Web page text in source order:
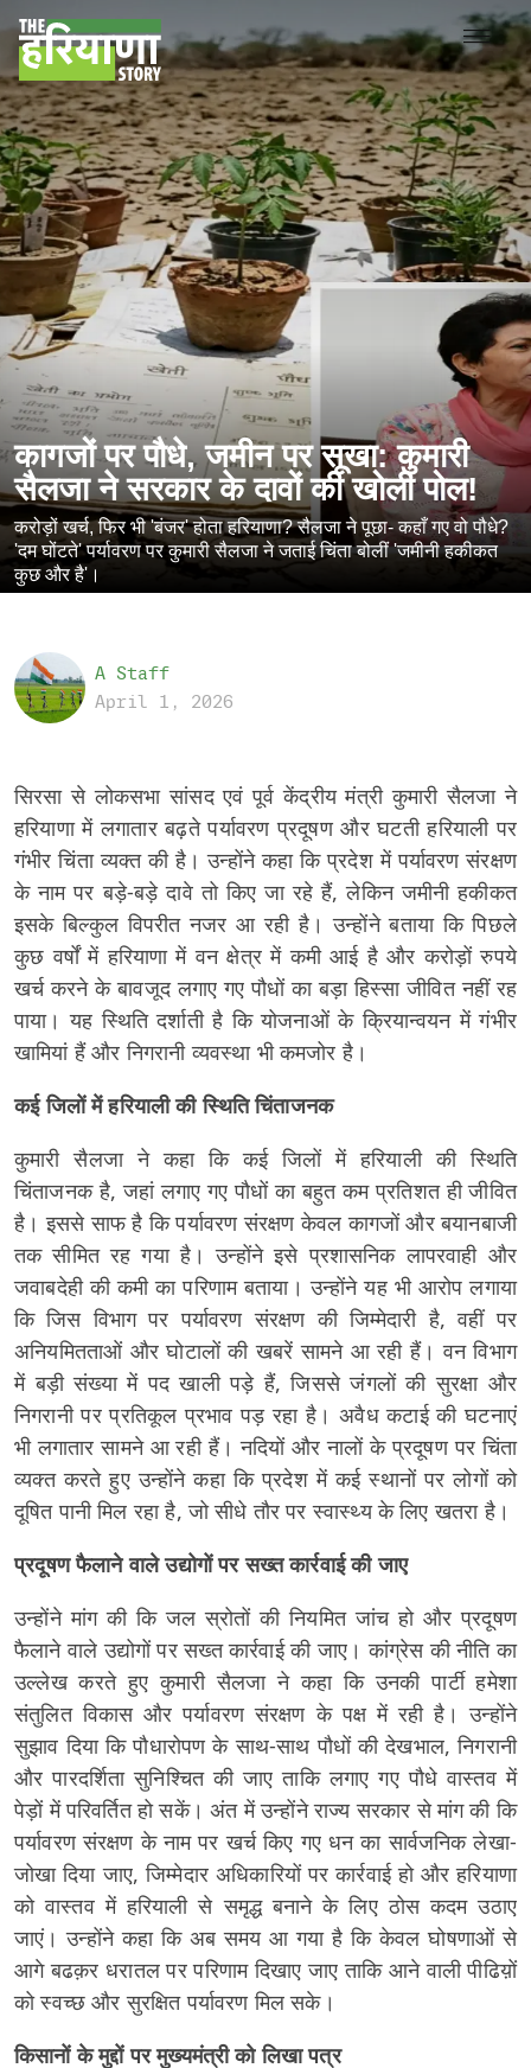
कागजों पर पौधे, जमीन पर सूखा: कुमारी
सैलजा ने सरकार के दावों की खोली पोल!
करोड़ों खर्च, फिर भी 'बंजर' होता हरियाणा? सैलजा ने पूछा- कहाँ गए वो पौधे?
'दम घोंटते' पर्यावरण पर कुमारी सैलजा ने जताई चिंता बोलीं 'जमीनी हकीकत
कुछ और है'।
A Staff
April 1, 2026
सिरसा से लोकसभा सांसद एवं पूर्व केंद्रीय मंत्री कुमारी सैलजा ने
हरियाणा में लगातार बढ़ते पर्यावरण प्रदूषण और घटती हरियाली पर
गंभीर चिंता व्यक्त की है। उन्होंने कहा कि प्रदेश में पर्यावरण संरक्षण
के नाम पर बड़े-बड़े दावे तो किए जा रहे हैं, लेकिन जमीनी हकीकत
इसके बिल्कुल विपरीत नजर आ रही है। उन्होंने बताया कि पिछले
कुछ वर्षों में हरियाणा में वन क्षेत्र में कमी आई है और करोड़ों रुपये
खर्च करने के बावजूद लगाए गए पौधों का बड़ा हिस्सा जीवित नहीं रह
पाया। यह स्थिति दर्शाती है कि योजनाओं के क्रियान्वयन में गंभीर
खामियां हैं और निगरानी व्यवस्था भी कमजोर है।
कई जिलों में हरियाली की स्थिति चिंताजनक
कुमारी सैलजा ने कहा कि कई जिलों में हरियाली की स्थिति
चिंताजनक है, जहां लगाए गए पौधों का बहुत कम प्रतिशत ही जीवित
है। इससे साफ है कि पर्यावरण संरक्षण केवल कागजों और बयानबाजी
तक सीमित रह गया है। उन्होंने इसे प्रशासनिक लापरवाही और
जवाबदेही की कमी का परिणाम बताया। उन्होंने यह भी आरोप लगाया
कि जिस विभाग पर पर्यावरण संरक्षण की जिम्मेदारी है, वहीं पर
अनियमितताओं और घोटालों की खबरें सामने आ रही हैं। वन विभाग
में बड़ी संख्या में पद खाली पड़े हैं, जिससे जंगलों की सुरक्षा और
निगरानी पर प्रतिकूल प्रभाव पड़ रहा है। अवैध कटाई की घटनाएं
भी लगातार सामने आ रही हैं। नदियों और नालों के प्रदूषण पर चिंता
व्यक्त करते हुए उन्होंने कहा कि प्रदेश में कई स्थानों पर लोगों को
दूषित पानी मिल रहा है, जो सीधे तौर पर स्वास्थ्य के लिए खतरा है।
प्रदूषण फैलाने वाले उद्योगों पर सख्त कार्रवाई की जाए
उन्होंने मांग की कि जल स्रोतों की नियमित जांच हो और प्रदूषण
फैलाने वाले उद्योगों पर सख्त कार्रवाई की जाए। कांग्रेस की नीति का
उल्लेख करते हुए कुमारी सैलजा ने कहा कि उनकी पार्टी हमेशा
संतुलित विकास और पर्यावरण संरक्षण के पक्ष में रही है। उन्होंने
सुझाव दिया कि पौधारोपण के साथ-साथ पौधों की देखभाल, निगरानी
और पारदर्शिता सुनिश्चित की जाए ताकि लगाए गए पौधे वास्तव में
पेड़ों में परिवर्तित हो सकें। अंत में उन्होंने राज्य सरकार से मांग की कि
पर्यावरण संरक्षण के नाम पर खर्च किए गए धन का सार्वजनिक लेखा-
जोखा दिया जाए, जिम्मेदार अधिकारियों पर कार्रवाई हो और हरियाणा
को वास्तव में हरियाली से समृद्ध बनाने के लिए ठोस कदम उठाए
जाएं। उन्होंने कहा कि अब समय आ गया है कि केवल घोषणाओं से
आगे बढक़र धरातल पर परिणाम दिखाए जाए ताकि आने वाली पीढिय़ों
को स्वच्छ और सुरक्षित पर्यावरण मिल सके।
किसानों के मुद्दों पर मुख्यमंत्री को लिखा पत्र